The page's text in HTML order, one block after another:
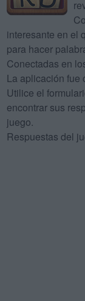
interesante en el
para hacer
Conectadas en
La aplicación fue
Utilice el
encontrar sus
juego.
Respuestas del